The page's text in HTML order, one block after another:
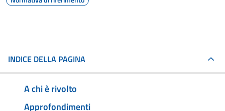
INDICE DELLA PAGINA
A chi è rivolto
Approfondimenti